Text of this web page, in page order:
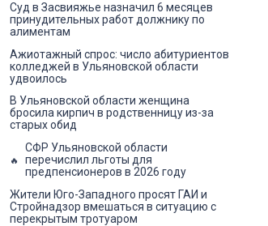
Суд в Засвияжье назначил 6 месяцев
принудительных работ должнику по
алиментам
Ажиотажный спрос: число абитуриентов
колледжей в Ульяновской области
удвоилось
В Ульяновской области женщина
бросила кирпич в родственницу из-за
старых обид
СФР Ульяновской области
перечислил льготы для
предпенсионеров в 2026 году
Жители Юго-Западного просят ГАИ и
Стройнадзор вмешаться в ситуацию с
перекрытым тротуаром